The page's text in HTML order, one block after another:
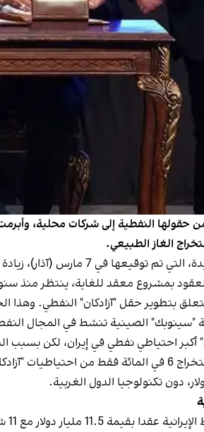
الغاز الطبيعي.
الطاقة الإنتاجية للنفط الإيراني بمقدار 200 ألف برميل يوميا.
بمشروع معقد للغاية، ينتظر منذ
بتطوير حقل "آزادكان" النفطي.
الصينية تنشط في المجال النفطي بإيران، لكنها تخلت عن
احتياطي نفطي في إيران، لكن بسبب
مع 11 شركة محلية، على رأسها شركة "دشت آزادكان أروند".